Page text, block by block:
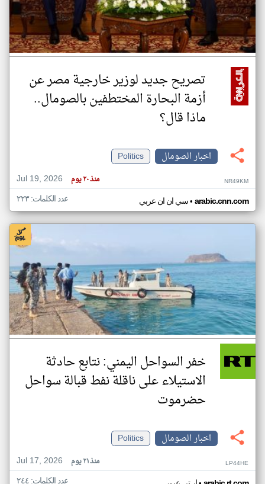
تصريح جديد لوزير خارجية مصر عن
أزمة البحارة المختطفين بالصومال..
ماذا قال؟
اخبار الصومال
Politics
Jul 19, 2026
منذ ٢٠ يوم NR49KM
سي ان ان عربي• arabic.cnn.com عدد الكلمات: ٢٢٣
خفر السواحل اليمني: نتابع حادثة
الاستيلاء على ناقلة نفط قبالة سواحل
حضرموت
اخبار الصومال
Politics
Jul 17, 2026
منذ ٢١ يوم LP44HE
عدد الكلمات: ٢٤٤